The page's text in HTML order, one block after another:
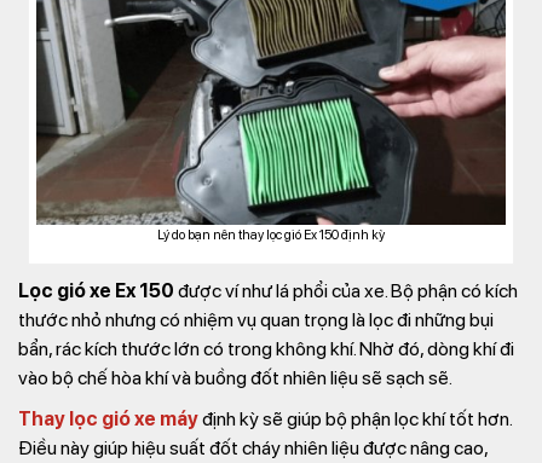
Lý do bạn nên thay lọc gió Ex 150 định kỳ
Lọc gió xe Ex 150 được ví như lá phổi của xe. Bộ phận có kích
thước nhỏ nhưng có nhiệm vụ quan trọng là lọc đi những bụi
bẩn, rác kích thước lớn có trong không khí. Nhờ đó, dòng khí đi
vào bộ chế hòa khí và buồng đốt nhiên liệu sẽ sạch sẽ.
Thay lọc gió xe máyđịnh kỳ sẽ giúp bộ phận lọc khí tốt hơn.
Điều này giúp hiệu suất đốt cháy nhiên liệu được nâng cao,